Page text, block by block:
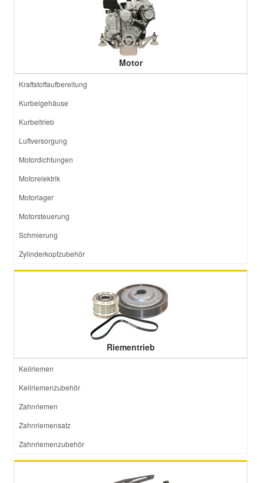
Motor
Kraftstoffaufbereitung
Kurbelgehäuse
Kurbeltrieb
Luftversorgung
Motordichtungen
Motorelektrik
Motorlager
Motorsteuerung
Schmierung
Zylinderkopfzubehör
Riementrieb
Keilriemen
Keilriemenzubehör
Zahnriemen
Zahnriemensatz
Zahnriemenzubehör